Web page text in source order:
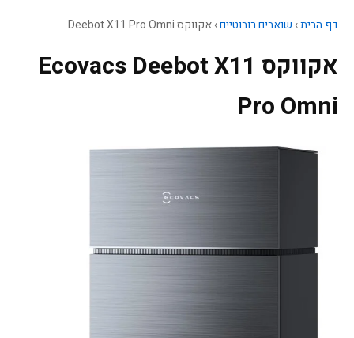
דף הבית› שואבים רובוטיים›אקווקס Deebot X11 Pro Omni
אקווקס Ecovacs Deebot X11
Pro Omni